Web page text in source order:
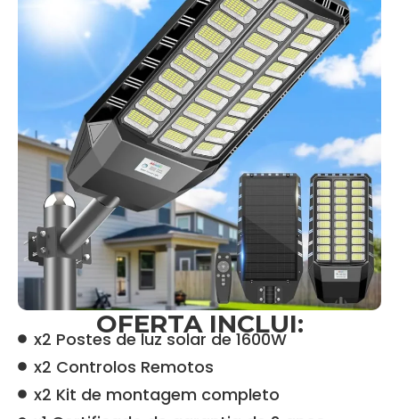
OFERTA INCLUI:
x2 Postes de luz solar de 1600W
x2 Controlos Remotos
x2 Kit de montagem completo